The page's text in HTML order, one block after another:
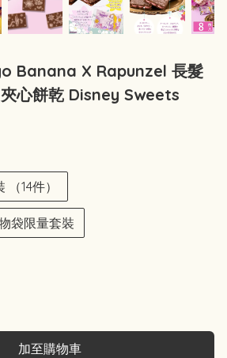
Banana X Rapunzel 長髮
心餅乾 Disney Sweets
（14件）
袋限量套裝
加至購物車